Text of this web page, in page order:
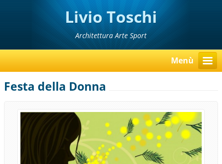
Livio Toschi
Architettura Arte Sport
Menù
Festa della Donna